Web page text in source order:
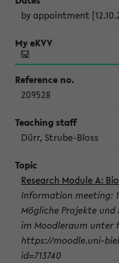
by appointment
209528
Dürr, Strube-Bloss
Research Module A:
Information meeting:
Mögliche Projekte
im Moodleraum unter
https://moodle.uni-
id=713740